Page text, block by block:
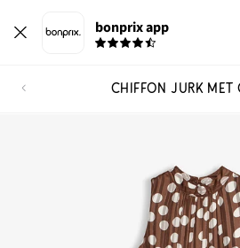
bonprix app
CHIFFON JURK MET